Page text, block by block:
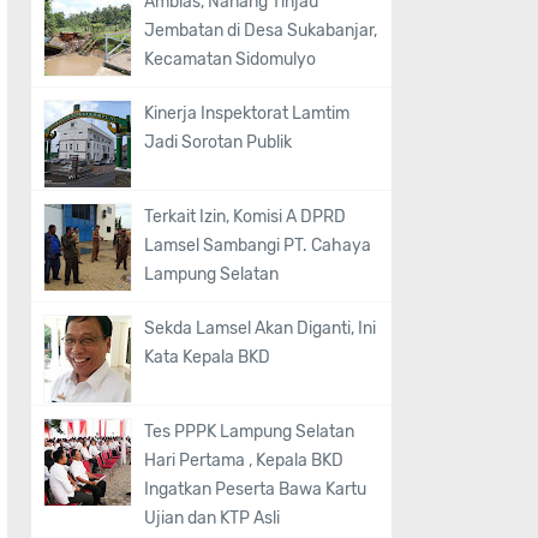
Jembatan di Desa Sukabanjar,
Kecamatan Sidomulyo
Kinerja Inspektorat Lamtim
Jadi Sorotan Publik
Terkait Izin, Komisi A DPRD
Lamsel Sambangi PT. Cahaya
Lampung Selatan
Sekda Lamsel Akan Diganti, Ini
Kata Kepala BKD
Tes PPPK Lampung Selatan
Hari Pertama , Kepala BKD
Ingatkan Peserta Bawa Kartu
Ujian dan KTP Asli